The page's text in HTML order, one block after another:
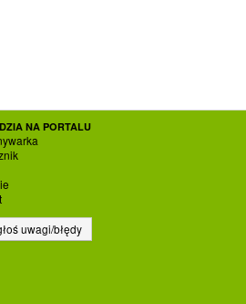
NA PORTALU
uwagi/błędy